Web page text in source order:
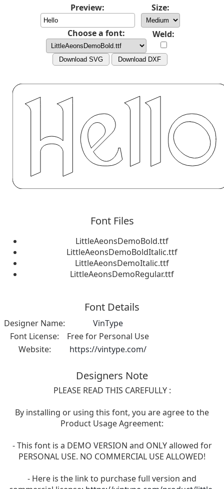
Preview: Size:
Choose a font: Weld:
Download SVG Download DXF
Font Files
LittleAeonsDemoBold.ttf
LittleAeonsDemoBoldItalic.ttf
LittleAeonsDemoItalic.ttf
LittleAeonsDemoRegular.ttf
Font Details
Designer Name:
VinType
Font License:
Free for Personal Use
Website:
https://vintype.com/
Designers Note
PLEASE READ THIS CAREFULLY :
By installing or using this font, you are agree to the
Product Usage Agreement:
- This font is a DEMO VERSION and ONLY allowed for
PERSONAL USE. NO COMMERCIAL USE ALLOWED!
- Here is the link to purchase full version and